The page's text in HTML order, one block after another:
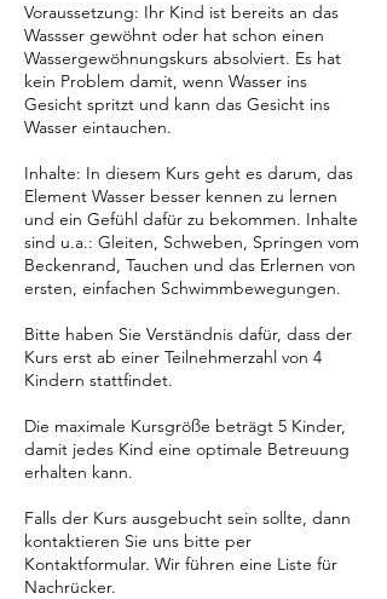
Voraussetzung: Ihr Kind ist bereits an das
Wassser gewöhnt oder hat schon einen
Wassergewöhnungskurs absolviert. Es hat
kein Problem damit, wenn Wasser ins
Gesicht spritzt und kann das Gesicht ins
Wasser eintauchen.
Inhalte: In diesem Kurs geht es darum, das
Element Wasser besser kennen zu lernen
und ein Gefühl dafür zu bekommen. Inhalte
sind u.a.: Gleiten, Schweben, Springen vom
Beckenrand, Tauchen und das Erlernen von
ersten, einfachen Schwimmbewegungen.
Bitte haben Sie Verständnis dafür, dass der
Kurs erst ab einer Teilnehmerzahl von 4
Kindern stattfindet.
Die maximale Kursgröße beträgt 5 Kinder,
damit jedes Kind eine optimale Betreuung
erhalten kann.
Falls der Kurs ausgebucht sein sollte, dann
kontaktieren Sie uns bitte per
Kontaktformular. Wir führen eine Liste für
Nachrücker.